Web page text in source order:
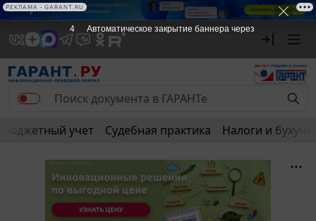
Бюджетный учет Судебная практика Налоги и
3 Автоматическое закрытие баннера через
РЕКЛАМА • GARANT.RU